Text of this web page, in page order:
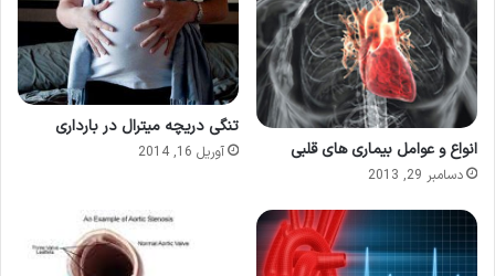
انواع و عوامل بیماری های قلبی
دسامبر 29, 2013
تنگی دریچه میترال در بارداری
آوریل 16, 2014